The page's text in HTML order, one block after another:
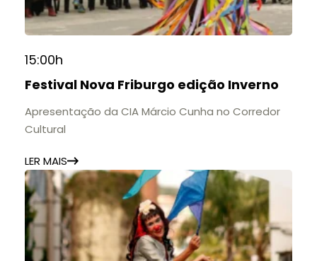
15:00h
Festival Nova Friburgo edição Inverno
Apresentação da CIA Márcio Cunha no Corredor
Cultural
LER MAIS